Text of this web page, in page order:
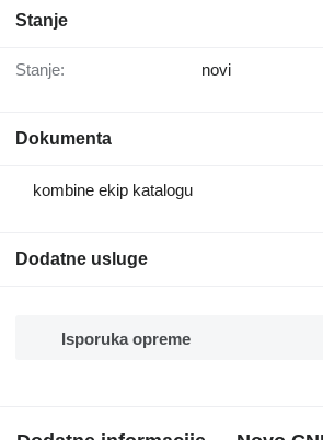
Stanje
Stanje: novi
Dokumenta
kombine ekip katalogu
Dodatne usluge
Isporuka opreme